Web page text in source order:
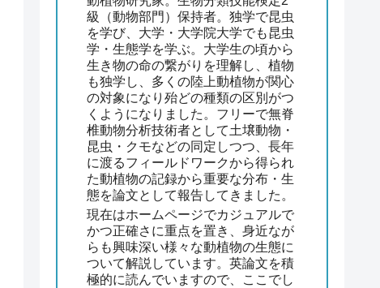
級（動物部門）保持者。独学で昆虫
を学び、大学・大学院大学でも昆虫
学・生態学を学ぶ。大学生の頃から
生き物の命の繋がりを理解し、植物
も独学し、多くの陸上動植物が関心
の対象になり殆どの種類の区別がつ
くようになりました。フリーで無脊
椎動物分析技術者として土壌動物・
昆虫・クモなどの同定しつつ、長年
に渡るフィールドワークから得られ
た動植物の記録から重要な分布・生
態を論文として報告してきました。
現在はホームページでカジュアルで
かつ正確さに重点を置き、身近なが
らも興味深い様々な動植物の生態に
ついて解説しています。英論文を積
極的に読んでいますので、ここでし